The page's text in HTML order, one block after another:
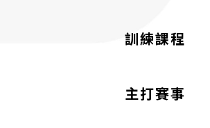
訓練課程
主打賽事